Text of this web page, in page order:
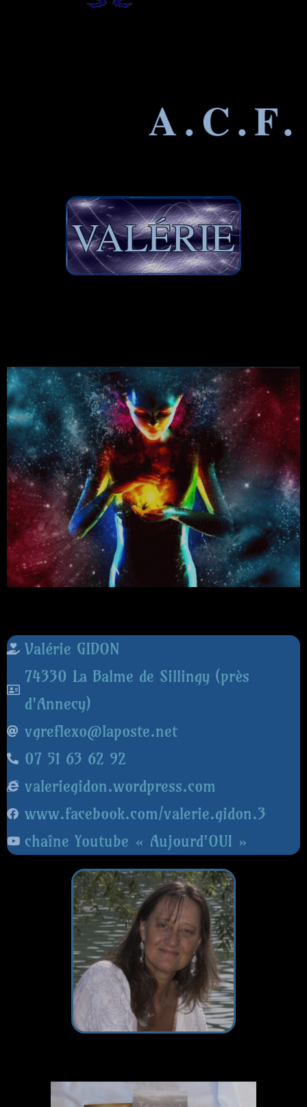
A.C.F.
VALÉRIE
Valérie GIDON
74330 La Balme de Sillingy (près
d'Annecy)
vgreflexo@laposte.net
07 51 63 62 92
valeriegidon.wordpress.com
www.facebook.com/valerie.gidon.3
chaîne Youtube « Aujourd'OUI »